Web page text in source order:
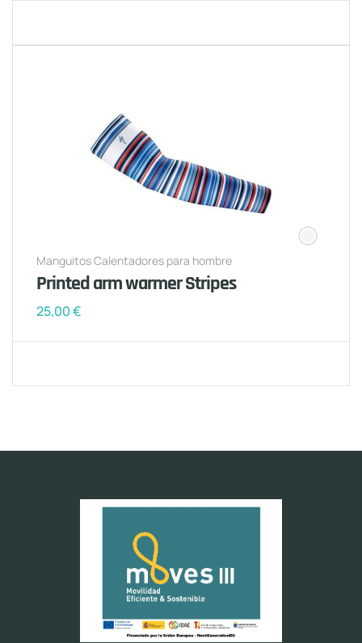
Manguitos Calentadores para hombre
Printed arm warmer Stripes
25,00€